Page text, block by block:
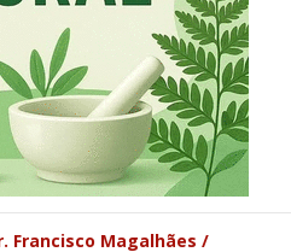
Francisco Magalhães /